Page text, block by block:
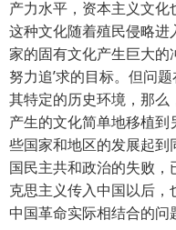
产力水平，资本主义文
这种文化随着殖民侵略
家的固有文化产生巨大
努力追’求的目标。但问
其特定的历史环境，那
产生的文化简单地移植
些国家和地区的发展起到
国民主共和政治的失败
克思主义传入中国以后
中国革命实际相结合的问